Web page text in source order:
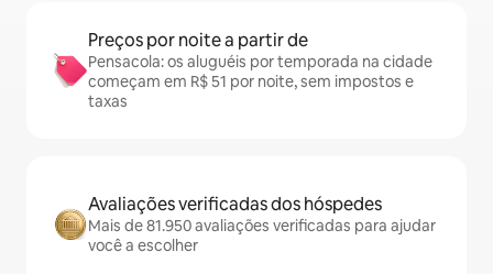
Preços por noite a partir de
Pensacola: os aluguéis por temporada na cidade
começam em R$ 51 por noite, sem impostos e
taxas
Avaliações verificadas dos hóspedes
Mais de 81.950 avaliações verificadas para ajudar
você a escolher